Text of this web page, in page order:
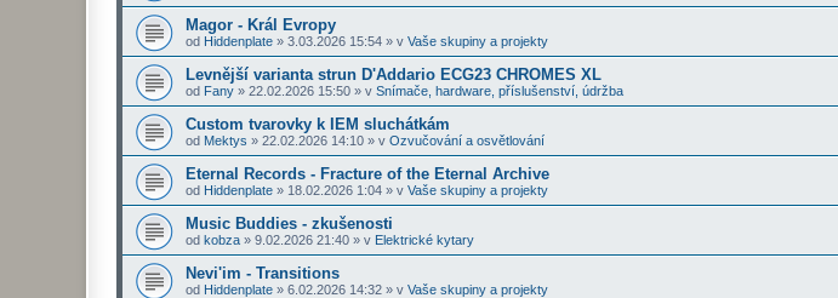
Magor - Král Evropy
od Hiddenplate » 3.03.2026 15:54 » v Vaše skupiny a projekty
Levnější varianta strun D'Addario ECG23 CHROMES XL
od Fany » 22.02.2026 15:50 » v Snímače, hardware, příslušenství, údržba
Custom tvarovky k IEM sluchátkám
od Mektys » 22.02.2026 14:10 » v Ozvučování a osvětlování
Eternal Records - Fracture of the Eternal Archive
od Hiddenplate » 18.02.2026 1:04 » v Vaše skupiny a projekty
Music Buddies - zkušenosti
od kobza » 9.02.2026 21:40 » v Elektrické kytary
Nevi'im - Transitions
od Hiddenplate » 6.02.2026 14:32 » v Vaše skupiny a projekty